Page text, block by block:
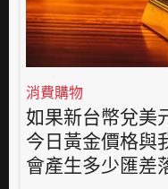
消費購物
如果新台幣兌美
今日黃金價格與
會產生多少匯差